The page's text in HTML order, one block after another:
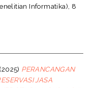
Informatika), 8
(2025) PERANCANGAN
JASA